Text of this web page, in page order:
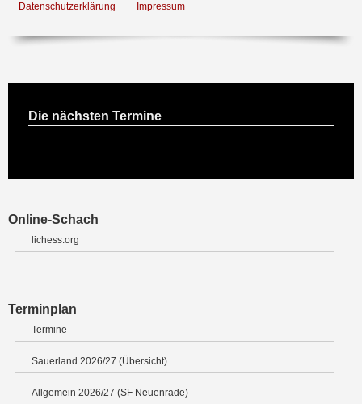
Datenschutzerklärung Impressum
Die nächsten Termine
Online-Schach
lichess.org
Terminplan
Termine
Sauerland 2026/27 (Übersicht)
Allgemein 2026/27 (SF Neuenrade)